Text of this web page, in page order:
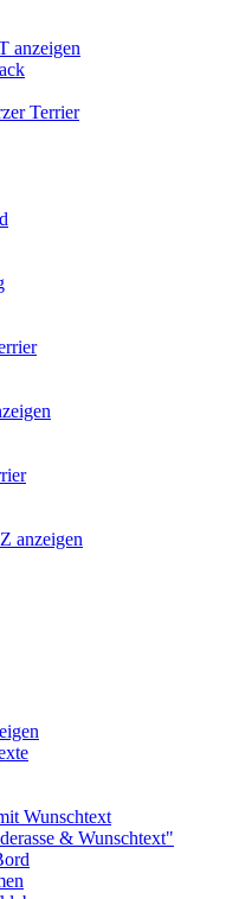
anzeigen
Terrier
anzeigen
Wunschtext
& Wunschtext"